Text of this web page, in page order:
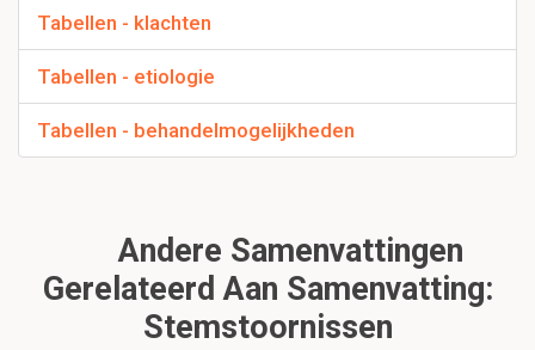
Tabellen - klachten
Tabellen - etiologie
Tabellen - behandelmogelijkheden
Andere Samenvattingen
Gerelateerd Aan Samenvatting:
Stemstoornissen